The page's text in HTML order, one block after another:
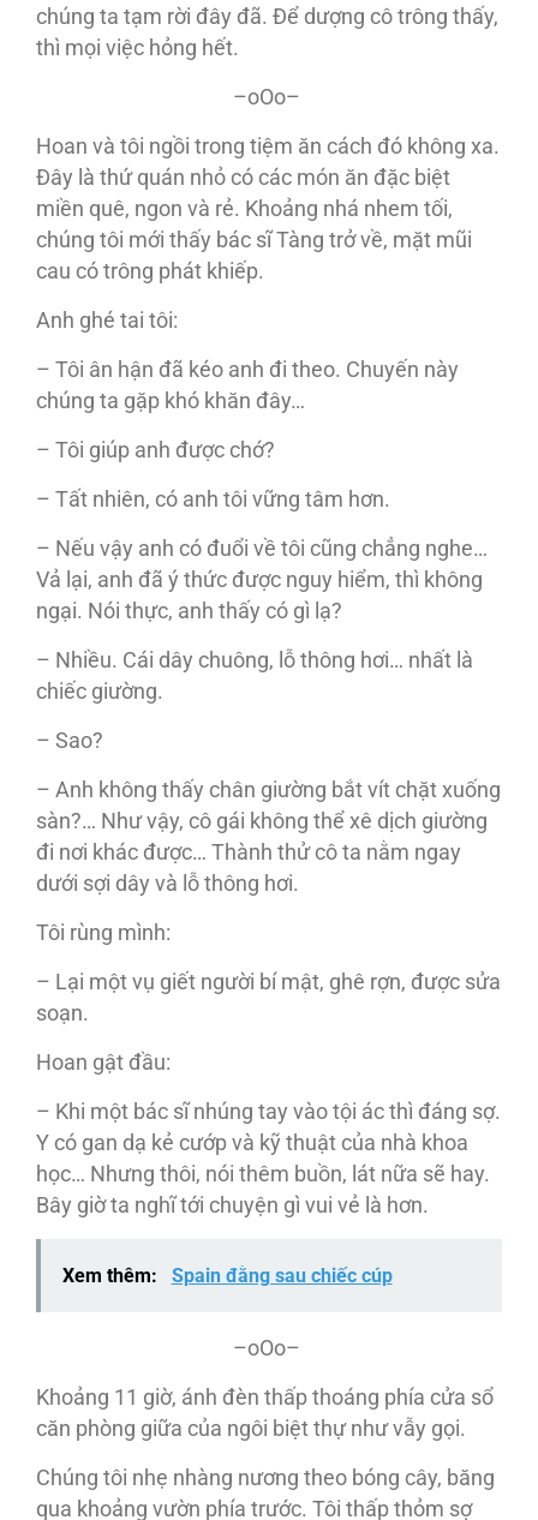
chúng ta tạm rời đây đã. Để dượng cô trông thấy,
thì mọi việc hỏng hết.
–oOo–
Hoan và tôi ngồi trong tiệm ăn cách đó không xa.
Đây là thứ quán nhỏ có các món ăn đặc biệt
miền quê, ngon và rẻ. Khoảng nhá nhem tối,
chúng tôi mới thấy bác sĩ Tàng trở về, mặt mũi
cau có trông phát khiếp.
Anh ghé tai tôi:
– Tôi ân hận đã kéo anh đi theo. Chuyến này
chúng ta gặp khó khăn đây…
– Tôi giúp anh được chớ?
– Tất nhiên, có anh tôi vững tâm hơn.
– Nếu vậy anh có đuổi về tôi cũng chẳng nghe…
Vả lại, anh đã ý thức được nguy hiểm, thì không
ngại. Nói thực, anh thấy có gì lạ?
– Nhiều. Cái dây chuông, lỗ thông hơi… nhất là
chiếc giường.
– Sao?
– Anh không thấy chân giường bắt vít chặt xuống
sàn?… Như vậy, cô gái không thể xê dịch giường
đi nơi khác được… Thành thử cô ta nằm ngay
dưới sợi dây và lỗ thông hơi.
Tôi rùng mình:
– Lại một vụ giết người bí mật, ghê rợn, được sửa
soạn.
Hoan gật đầu:
– Khi một bác sĩ nhúng tay vào tội ác thì đáng sợ.
Y có gan dạ kẻ cướp và kỹ thuật của nhà khoa
học… Nhưng thôi, nói thêm buồn, lát nữa sẽ hay.
Bây giờ ta nghĩ tới chuyện gì vui vẻ là hơn.
Xem thêm: Spain đằng sau chiếc cúp
–oOo–
Khoảng 11 giờ, ánh đèn thấp thoáng phía cửa sổ
căn phòng giữa của ngôi biệt thự như vẫy gọi.
Chúng tôi nhẹ nhàng nương theo bóng cây, băng
qua khoảng vườn phía trước. Tôi thấp thỏm sợ